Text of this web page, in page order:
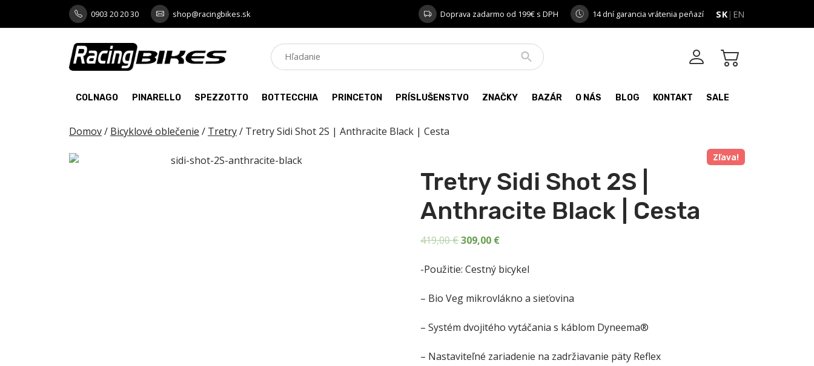
0903 20 20 30 shop@racingbikes.sk Doprava zadarmo od 199€ s DPH 14 dní garancia vrátenia peňazí SK | EN
COLNAGO PINARELLO SPEZZOTTO BOTTECCHIA PRINCETON PRÍSLUŠENSTVO ZNAČKY BAZÁR O NÁS BLOG KONTAKT SALE
Domov/ Bicyklové oblečenie / Tretry/ Tretry Sidi Shot 2S | Anthracite Black | Cesta
Zľava!
Tretry Sidi Shot 2S |
Anthracite Black | Cesta
419,00€Pôvodná
419,00 €.
309,00 €Aktuálna
309,00 €.
-Použitie: Cestný bicykel
– Bio Veg mikrovlákno a sieťovina
– Systém dvojitého vytáčania s káblom Dyneema®
– Nastaviteľné zariadenie na zadržiavanie päty Reflex